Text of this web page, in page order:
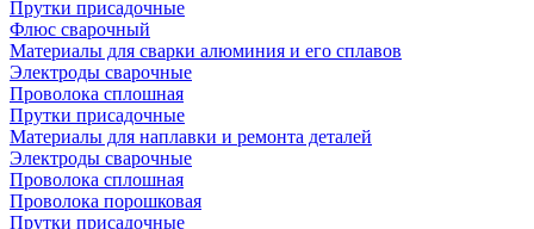
Прутки присадочные
Флюс сварочный
Материалы для сварки алюминия и его сплавов
Электроды сварочные
Проволока сплошная
Прутки присадочные
Материалы для наплавки и ремонта деталей
Электроды сварочные
Проволока сплошная
Проволока порошковая
Прутки присадочные